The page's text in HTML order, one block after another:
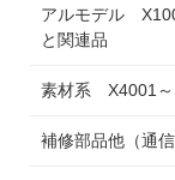
アルモデル
と関連品
素材系 X4001
補修部品他（通